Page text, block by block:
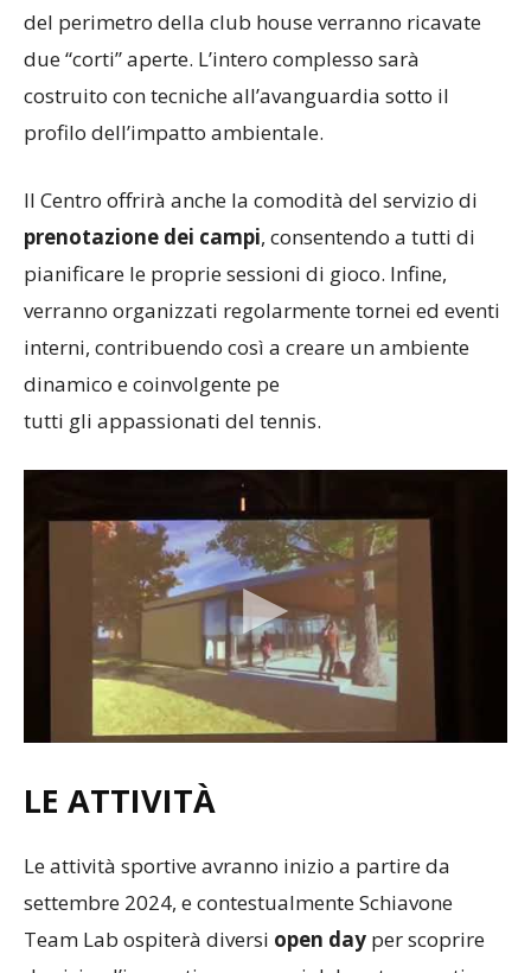
del perimetro della club house verranno ricavate
due “corti” aperte. L’intero complesso sarà
costruito con tecniche all’avanguardia sotto il
profilo dell’impatto ambientale.
Il Centro offrirà anche la comodità del servizio di
prenotazione dei campi, consentendo a tutti di
pianificare le proprie sessioni di gioco. Infine,
verranno organizzati regolarmente tornei ed eventi
interni, contribuendo così a creare un ambiente
dinamico e coinvolgente pe
tutti gli appassionati del tennis.
LE ATTIVITÀ
Le attività sportive avranno inizio a partire da
settembre 2024, e contestualmente Schiavone
Team Lab ospiterà diversi open day per scoprire